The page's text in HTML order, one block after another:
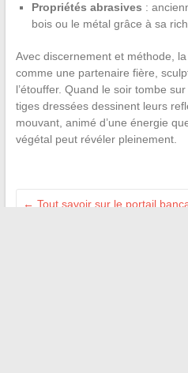
Propriétés abrasives :
bois ou le métal grâce à sa
Avec discernement et méthode,
comme une partenaire fière,
l’étouffer. Quand le soir tombe
tiges dressées dessinent leurs
mouvant, animé d’une énergie
végétal peut révéler pleinement.
← Tout savoir sur le portail